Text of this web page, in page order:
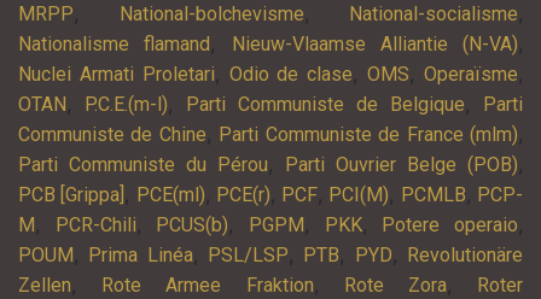
MRPP, National-bolchevisme, National-socialisme,
Nationalisme flamand , Nieuw-Vlaamse Alliantie (N-VA),
Nuclei Armati Proletari, Odio de clase,OMS,Operaïsme,
OTAN , P.C.E.(m-l), Parti Communiste de Belgique,
Parti
Communiste de Chine, Parti Communiste de France (mlm),
Parti Communiste du Pérou, Parti Ouvrier Belge (POB),
PCB [Grippa] , PCE(ml), PCE(r), PCF, PCI(M), PCMLB, PCP-
M , PCR-Chili, PCUS(b), PGPM , PKK, Potere operaio,
POUM , Prima Linéa, PSL/LSP, PTB, PYD,
Revolutionäre
Zellen, Rote Armee Fraktion, Rote Zora,
Roter